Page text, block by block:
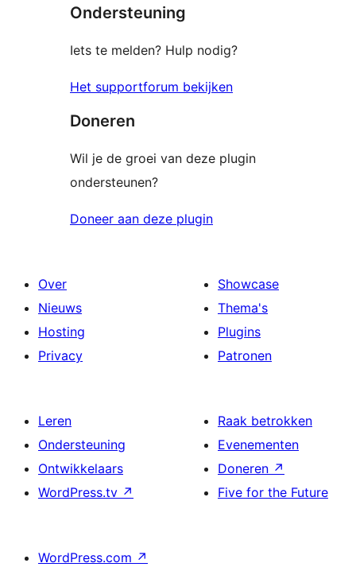
Ondersteuning
Iets te melden? Hulp nodig?
Het supportforum bekijken
Doneren
Wil je de groei van deze plugin
ondersteunen?
Doneer aan deze plugin
Over
Nieuws
Hosting
Privacy
Showcase
Thema's
Plugins
Patronen
Leren
Ondersteuning
Ontwikkelaars
WordPress.tv ↗
Raak betrokken
Evenementen
Doneren ↗
Five for the Future
WordPress.com ↗